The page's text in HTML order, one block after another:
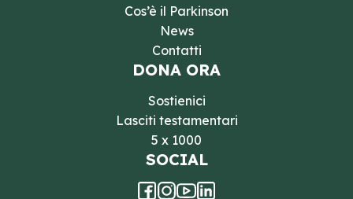
Cos’è il Parkinson
News
Contatti
DONA ORA
Sostienici
Lasciti testamentari
5 x 1000
SOCIAL